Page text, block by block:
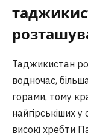
Таджикистан
водночас,
горами, тому
найгірськіших у
високі хребти